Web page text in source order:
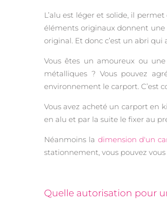
L’alu est léger et solide, il
éléments originaux donnent
original. Et donc c’est un abri
Vous êtes un amoureux ou
métalliques ? Vous pouvez
environnement le carport. C’est
Vous avez acheté un carport en
en alu et par la suite le fixer au
Néanmoins la dimension d'un
stationnement, vous pouvez
Quelle autorisation pour